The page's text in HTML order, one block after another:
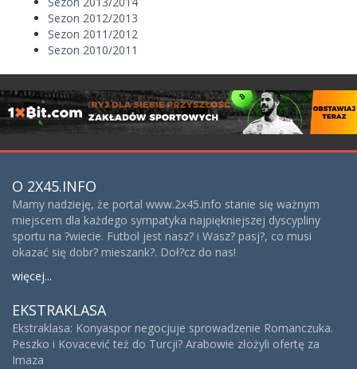
Sezon 2012/2013
Sezon 2011/2012
Sezon 2010/2011
O 2X45.INFO
Mamy nadzieję, że portal www.2x45.info stanie się ważnym
miejscem dla każdego sympatyka najpiękniejszej dyscypliny
sportu na ?wiecie. Futbol jest nasz? i Wasz? pasj?, co musi
okazać się dobr? mieszank?. Doł?cz do nas!
więcej...
EKSTRAKLASA
Ekstraklasa: Konyaspor negocjuje sprowadzenie Romanczuka.
Peszko i Kovacević też do Turcji? Arabowie złożyli ofertę za
Imaza